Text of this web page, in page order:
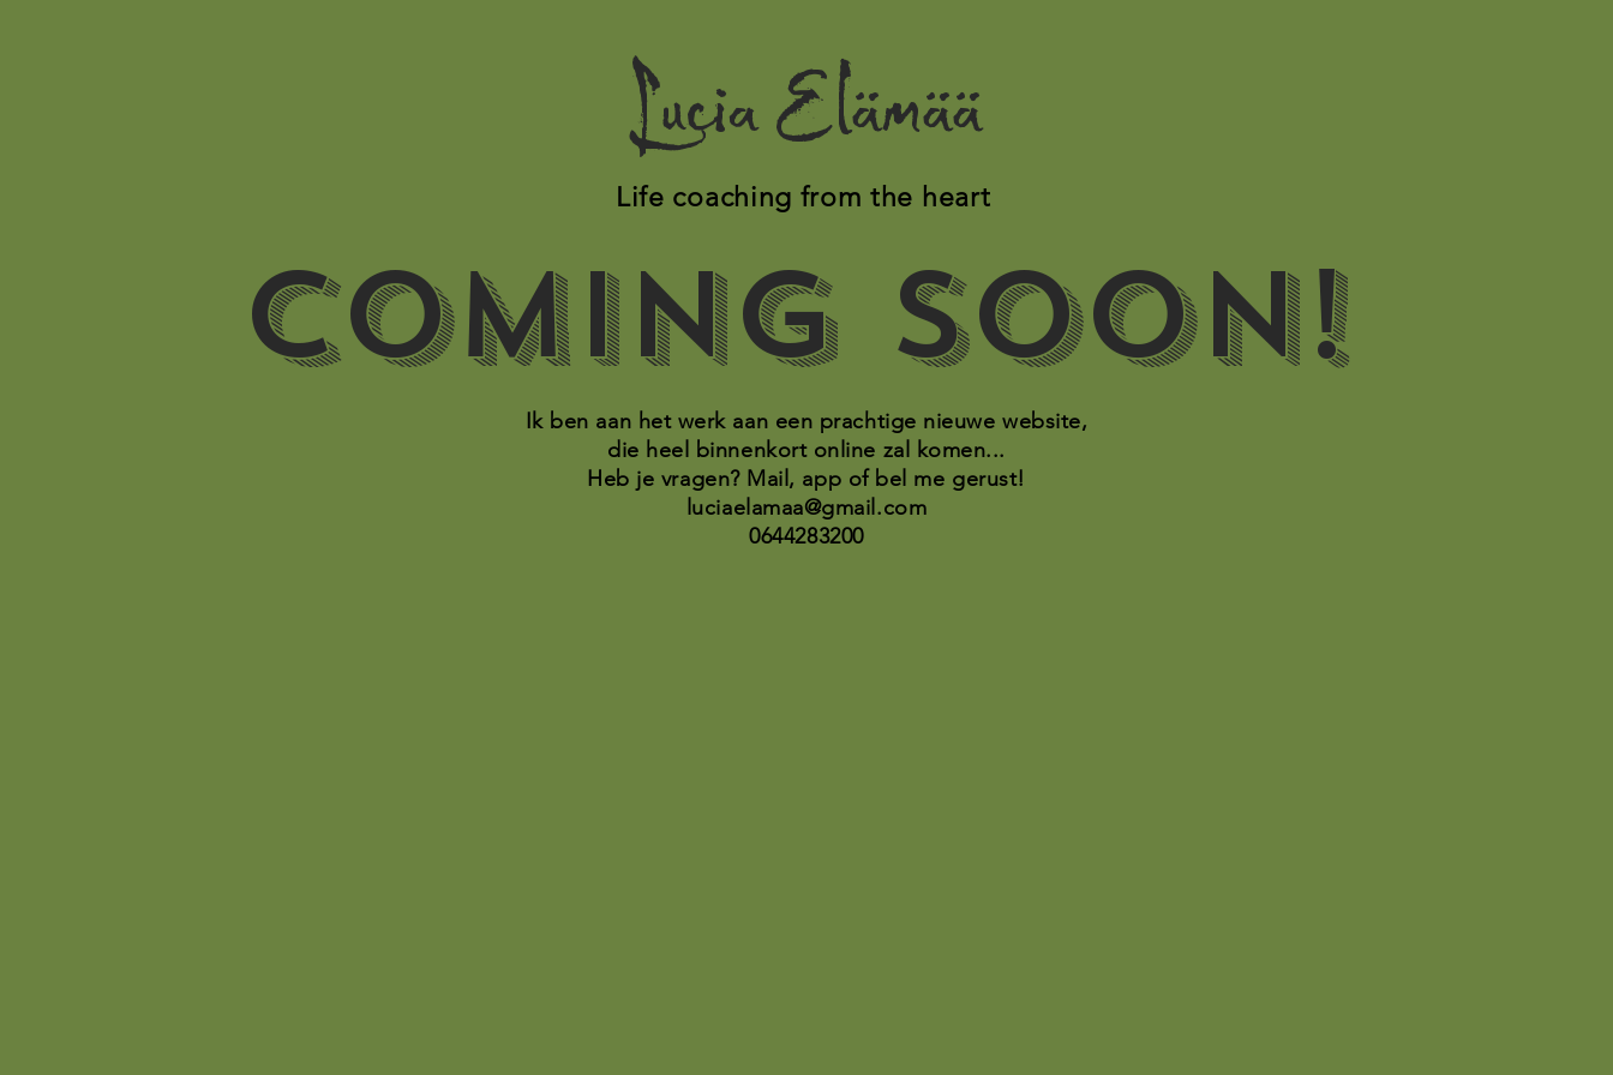
Lucia Elämää
Life coaching from the heart
Coming soon!
Ik ben aan het werk aan een prachtige nieuwe website,
die heel binnenkort online zal komen...
Heb je vragen? Mail, app of bel me gerust!
luciaelamaa@gmail.com
0644283200